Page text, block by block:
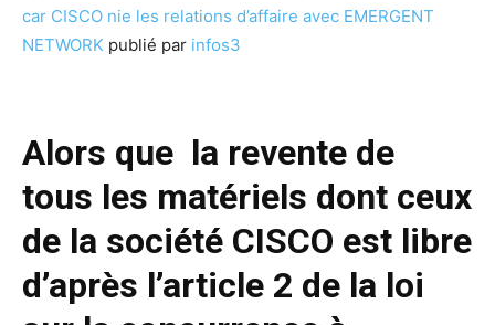
car CISCO nie les relations d’affaire avec EMERGENT
NETWORK publié par infos3
Alors que la revente de
tous les matériels dont ceux
de la société CISCO est libre
d’après l’article 2 de la loi